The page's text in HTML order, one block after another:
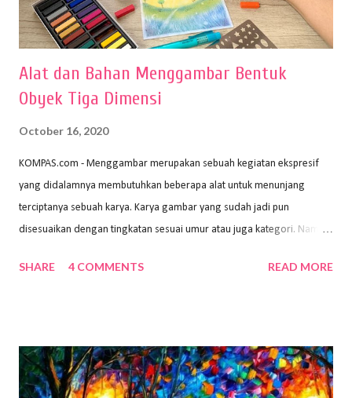
Alat dan Bahan Menggambar Bentuk
Obyek Tiga Dimensi
October 16, 2020
KOMPAS.com - Menggambar merupakan sebuah kegiatan ekspresif
yang didalamnya membutuhkan beberapa alat untuk menunjang
terciptanya sebuah karya. Karya gambar yang sudah jadi pun
disesuaikan dengan tingkatan sesuai umur atau juga kategori. Namun,
sehingga hasilnya bisa dilihat. Peran alat dan bahan sangat
memiliki spesifikasi berbeda sesuai jenisnya. Berikut peralatan
menggambar bentuk: 1. Kertas Gambar Kegiatan menggambar
SHARE 4 COMMENTS READ MORE